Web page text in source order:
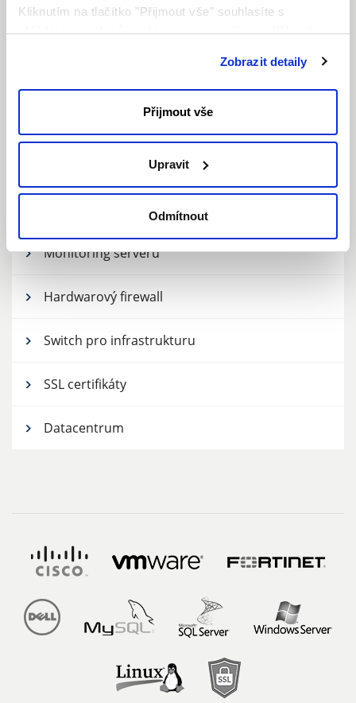
Kliknutím na tlačítko "Přijmout vše" souhlasíte s
ukládáním souborů cookie ve svém zařízení. Kliknutím
Zobrazit detaily
Přijmout vše
Upravit
Odmítnout
Dedikované Servery
Control panel - PLESK
Karta pro vzdálený přístup, KVM
Prostor pro zálohy
Monitoring serveru
Hardwarový firewall
Switch pro infrastrukturu
SSL certifikáty
Datacentrum